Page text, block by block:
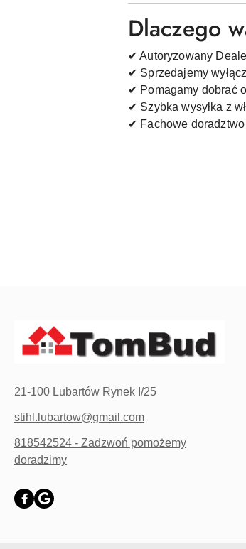
Dlaczego
✔ Autoryzowany
✔ Sprzedajemy
✔ Pomagamy dobrać
✔ Szybka wysyłka z
✔ Fachowe
21-100 Lubartów Rynek I/25
stihl.lubartow@gmail.com
818542524 - Zadzwoń pomożemy
doradzimy